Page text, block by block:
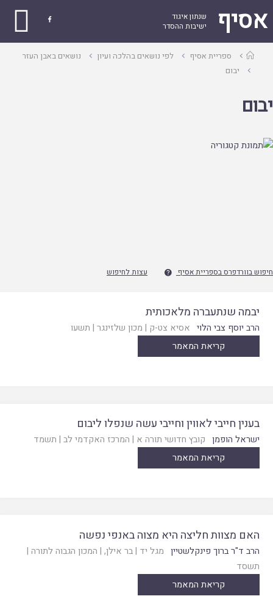
אסיף
שנתון איגוד
ישיבות ההסדר

עמוד
ראשי
ספריית אסיף לפי נושאים בהלכה ועיון
נושאים באבן העזר
יבום
יבום
חיפוש בוורדפרס בספריית אסיף  עצות לחיפוש
יבמה שנתעברה מלאכותית
הרב יוסף צבי הלוי אסיא צט-ק | מכון שלזינגר | תשעו
קריאת המאמר
בענין חייבי לאווין וחייבי עשה שנפלו ליבום
ישראל הופמן קובץ חדושי תורה א | המרכז האקדמי לב | תשמד
קריאת המאמר
האם מצוות חליצה היא מצוה באנפי נפשה
הרב ד"ר ברוך פינקלשטיין מגל יד |בר אילן, | המכון הגבוה לתורה |
תשסד
קריאת המאמר